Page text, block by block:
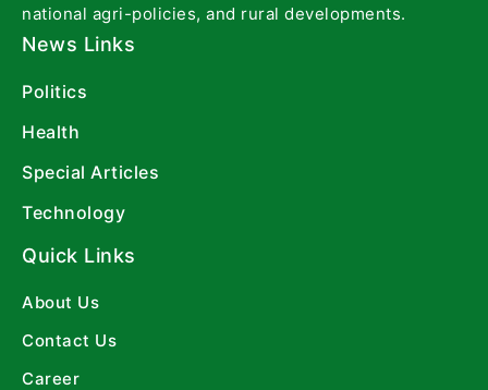
national agri-policies, and rural developments.
News Links
Politics
Health
Special Articles
Technology
Quick Links
About Us
Contact Us
Career